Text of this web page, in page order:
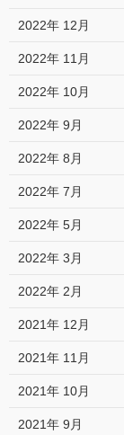
2022年 12月
2022年 11月
2022年 10月
2022年 9月
2022年 8月
2022年 7月
2022年 5月
2022年 3月
2022年 2月
2021年 12月
2021年 11月
2021年 10月
2021年 9月